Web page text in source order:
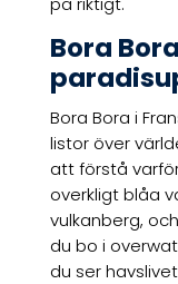
Bora
Bora Bora i
listor över
att förstå
overkligt blåa
vulkanberg,
du bo i
du ser